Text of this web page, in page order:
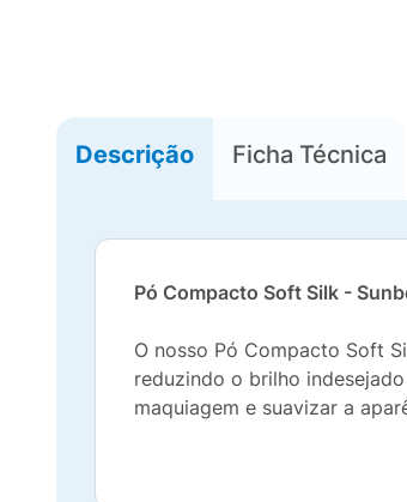
Descrição Ficha Técnica
Pó Compacto Soft Silk -
O nosso Pó Compacto Soft
reduzindo o brilho
maquiagem e suavizar a